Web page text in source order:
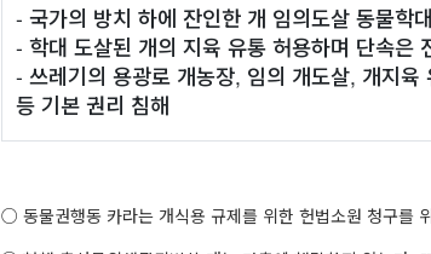
- 국가의 방치 하에 잔인한 개 임의도살 동물학
- 학대 도살된 개의 지육 유통 허용하며 단속은
- 쓰레기의 용광로 개농장, 임의 개도살, 개지
등 기본 권리 침해
○ 동물권행동 카라는 개식용 규제를 위한 헌법소원 청구를